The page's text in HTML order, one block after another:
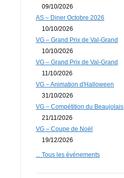
09/10/2026
AS – Diner Octobre 2026
10/10/2026
VG – Grand Prix de Val-Grand
10/10/2026
VG – Grand Prix de Val-Grand
11/10/2026
VG – Animation d'Halloween
31/10/2026
VG – Compétition du Beaujolais
21/11/2026
VG – Coupe de Noël
19/12/2026
... Tous les événements